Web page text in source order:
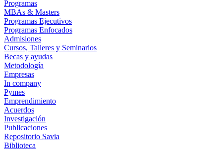
Programas
MBAs & Masters
Programas Ejecutivos
Programas Enfocados
Admisiones
Cursos, Talleres y Seminarios
Becas y ayudas
Metodología
Empresas
In company
Pymes
Emprendimiento
Acuerdos
Investigación
Publicaciones
Repositorio Savia
Biblioteca